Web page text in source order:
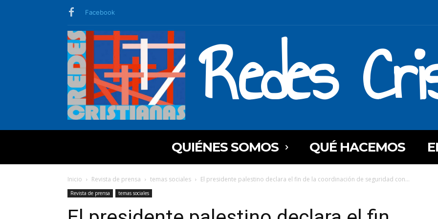
Facebook
Redes
QUIÉNES SOMOS QUÉ HACEMOS
Inicio Revista de prensa temas sociales El presidente palestino declara el fin de la coordinación de seguridad con...
Revista de prensa temas sociales